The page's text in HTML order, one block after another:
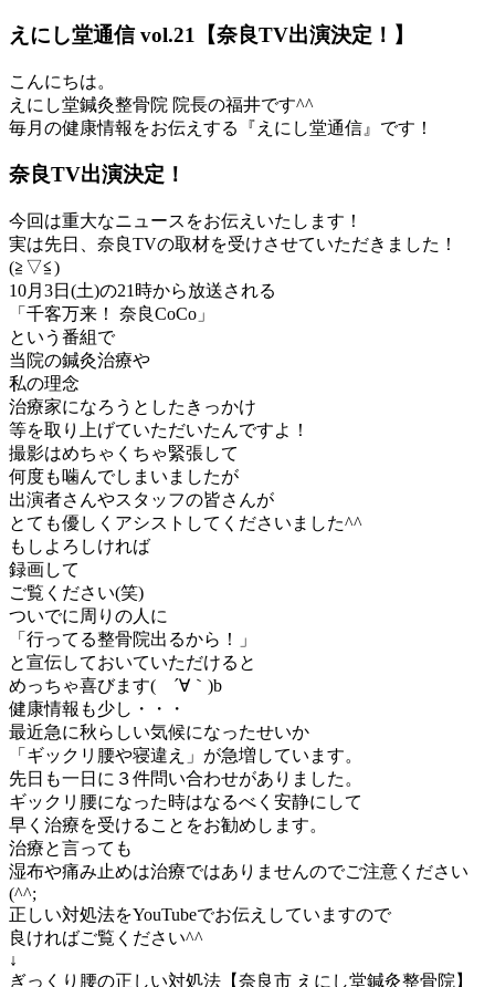
えにし堂通信 vol.21【奈良TV出演決定！】
こんにちは。
えにし堂鍼灸整骨院 院長の福井です^^
毎月の健康情報をお伝えする『えにし堂通信』です！
奈良TV出演決定！
今回は重大なニュースをお伝えいたします！
実は先日、奈良TVの取材を受けさせていただきました！
(≧▽≦)
10月3日(土)の21時から放送される
「千客万来！ 奈良CoCo」
という番組で
当院の鍼灸治療や
私の理念
治療家になろうとしたきっかけ
等を取り上げていただいたんですよ！
撮影はめちゃくちゃ緊張して
何度も噛んでしまいましたが
出演者さんやスタッフの皆さんが
とても優しくアシストしてくださいました^^
もしよろしければ
録画して
ご覧ください(笑)
ついでに周りの人に
「行ってる整骨院出るから！」
と宣伝しておいていただけると
めっちゃ喜びます( ´∀｀)b
健康情報も少し・・・
最近急に秋らしい気候になったせいか
「ギックリ腰や寝違え」が急増しています。
先日も一日に３件問い合わせがありました。
ギックリ腰になった時はなるべく安静にして
早く治療を受けることをお勧めします。
治療と言っても
湿布や痛み止めは治療ではありませんのでご注意ください
(^^;
正しい対処法をYouTubeでお伝えしていますので
良ければご覧ください^^
↓
ぎっくり腰の正しい対処法【奈良市 えにし堂鍼灸整骨院】